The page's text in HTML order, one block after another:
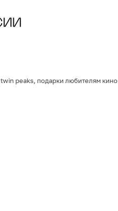
twin peaks, подарки любителям кино